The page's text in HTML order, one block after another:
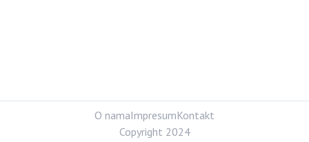
Copyright 2024
O namaImpresumKontakt